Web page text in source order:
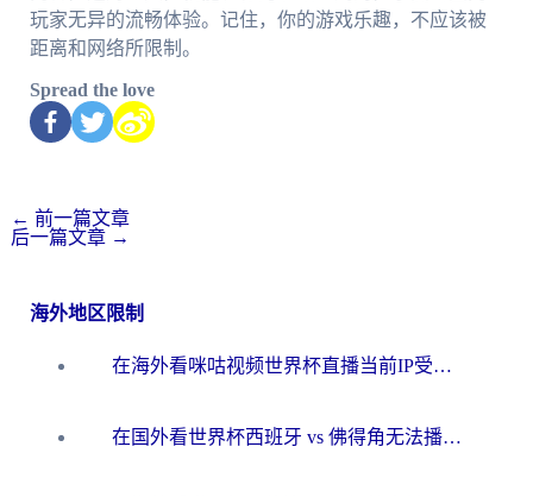
玩家无异的流畅体验。记住，你的游戏乐趣，不应该被
距离和网络所限制。
Spread the love
← 前一篇文章
后一篇文章 →
海外地区限制
在海外看咪咕视频世界杯直播当前IP受限制？这篇指南帮你搞定所有体育赛事观看难题
在国外看世界杯西班牙 vs 佛得角无法播放？这篇指南帮你解锁所有中文体育直播